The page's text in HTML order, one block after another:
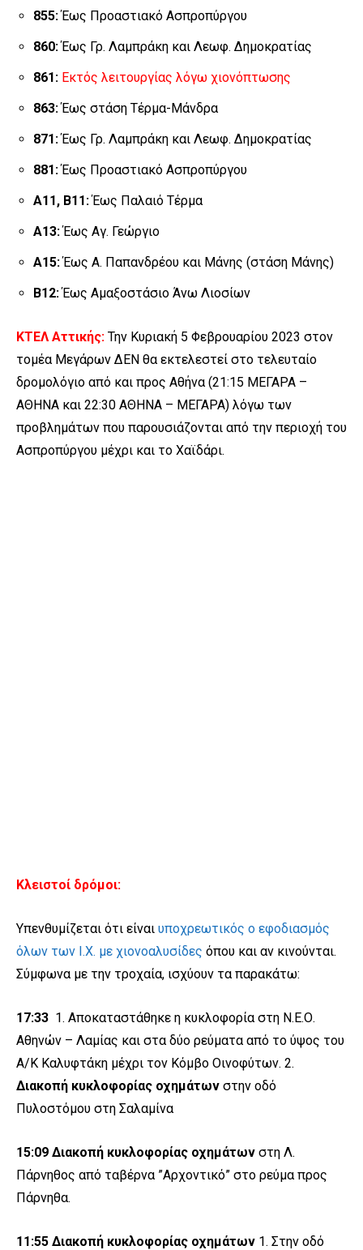
855:Έως Προαστιακό Ασπροπύργου
860:Έως Γρ. Λαμπράκη και Λεωφ. Δημοκρατίας
861: Εκτός λειτουργίας λόγω χιονόπτωσης
863:Έως στάση Τέρμα-Μάνδρα
871:Έως Γρ. Λαμπράκη και Λεωφ. Δημοκρατίας
881:Έως Προαστιακό Ασπροπύργου
Α11, Β11:Έως Παλαιό Τέρμα
Α13:Έως Αγ. Γεώργιο
Α15:Έως Α. Παπανδρέου και Μάνης (στάση Μάνης)
Β12:Έως Αμαξοστάσιο Άνω Λιοσίων
ΚΤΕΛ Αττικής: Την Κυριακή 5 Φεβρουαρίου 2023 στον
τομέα Μεγάρων ΔΕΝ θα εκτελεστεί στο τελευταίο
δρομολόγιο από και προς Αθήνα (21:15 ΜΕΓΑΡΑ –
ΑΘΗΝΑ και 22:30 ΑΘΗΝΑ – ΜΕΓΑΡΑ) λόγω των
προβλημάτων που παρουσιάζονται από την περιοχή του
Ασπροπύργου μέχρι και το Χαϊδάρι.
Κλειστοί δρόμοι:
Υπενθυμίζεται ότι είναι υποχρεωτικός ο εφοδιασμός
όλων των Ι.Χ. με χιονοαλυσίδες όπου και αν κινούνται.
Σύμφωνα με την τροχαία, ισχύουν τα παρακάτω:
17:33 1. Αποκαταστάθηκε η κυκλοφορία στη Ν.Ε.Ο.
Αθηνών – Λαμίας και στα δύο ρεύματα από το ύψος του
Α/Κ Καλυφτάκη μέχρι τον Κόμβο Οινοφύτων. 2.
Διακοπή κυκλοφορίας οχημάτων στην οδό
Πυλοστόμου στη Σαλαμίνα
15:09 Διακοπή κυκλοφορίας οχημάτων στη Λ.
Πάρνηθος από ταβέρνα ”Αρχοντικό” στο ρεύμα προς
Πάρνηθα.
11:55 Διακοπή κυκλοφορίας οχημάτων 1. Στην οδό